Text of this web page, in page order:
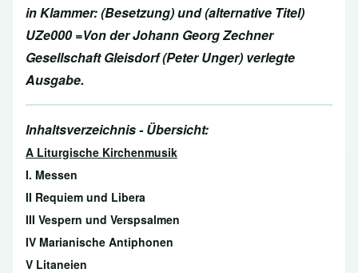
in Klammer: (Besetzung) und (alternative Titel)
UZe000 =Von der Johann Georg Zechner
Gesellschaft Gleisdorf (Peter Unger) verlegte
Ausgabe.
Inhaltsverzeichnis - Übersicht:
A Liturgische Kirchenmusik
I. Messen
II Requiem und Libera
III Vespern und Verspsalmen
IV Marianische Antiphonen
V Litaneien